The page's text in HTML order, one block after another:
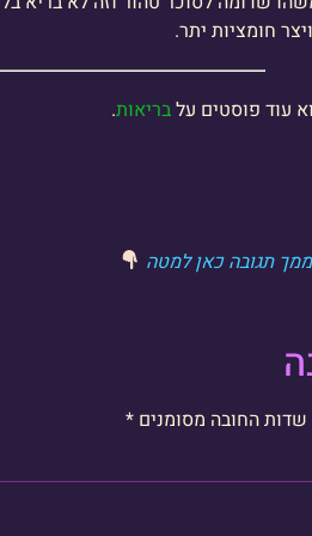
חומציות יתר.
עוד פוסטים עלבריאות.
תגובה כאן למטה
שדות החובה מסומנים *